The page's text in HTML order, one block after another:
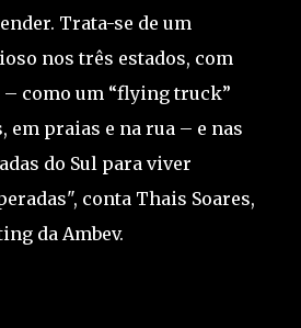
Trata-se de um
nos três estados, com
– como um “flying truck”
em praias e na rua – e nas
do Sul para viver
conta Thais Soares,
da Ambev.